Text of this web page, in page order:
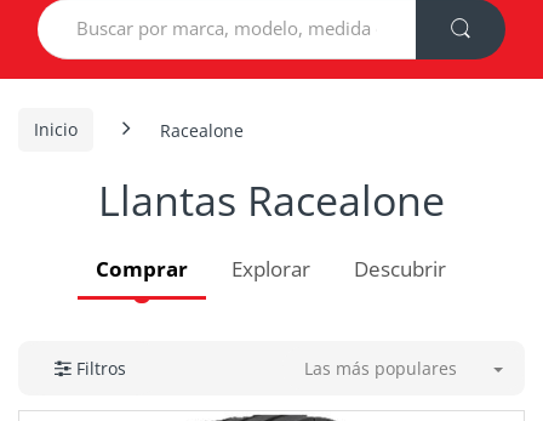
Search
for:
Inicio Racealone
Llantas Racealone
Comprar Explorar Descubrir
Filtros Las más populares